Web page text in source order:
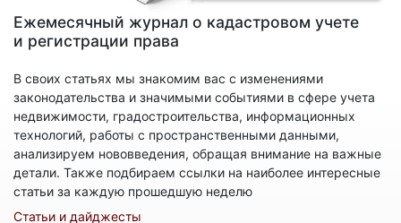
Ежемесячный журнал о кадастровом учете
и регистрации права
В своих статьях мы знакомим вас с изменениями
законодательства и значимыми событиями в сфере учета
недвижимости, градостроительства, информационных
технологий, работы с пространственными данными,
анализируем нововведения, обращая внимание на важные
детали. Также подбираем ссылки на наиболее интересные
статьи за каждую прошедшую неделю
Статьи и дайджесты